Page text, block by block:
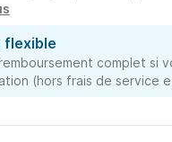
flexible
complet si
(hors frais de service